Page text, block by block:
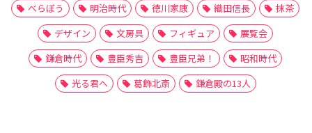
べらぼう
明治時代 徳川家康 織田信長
抹茶
デザイン
文房具 フィギュア
展覧会
鎌倉時代
豊臣秀吉 豊臣兄弟！
昭和時代
光る君へ
葛飾北斎 鎌倉殿の13人